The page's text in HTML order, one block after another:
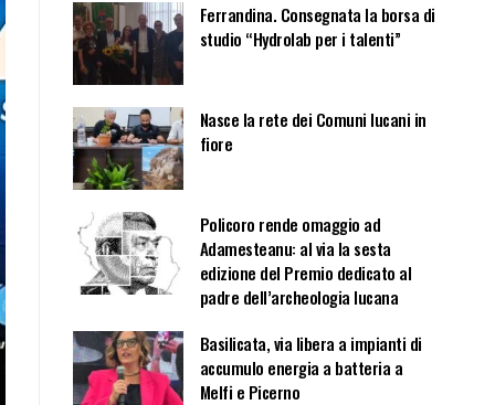
Ferrandina. Consegnata la borsa di
studio “Hydrolab per i talenti”
Nasce la rete dei Comuni lucani in
fiore
Policoro rende omaggio ad
Adamesteanu: al via la sesta
edizione del Premio dedicato al
padre dell’archeologia lucana
Basilicata, via libera a impianti di
accumulo energia a batteria a
Melfi e Picerno